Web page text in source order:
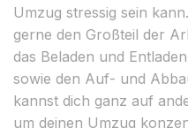
Umzug stressig sein
gerne den Großteil der
das Beladen und
sowie den Auf- und
kannst dich ganz auf
um deinen Umzug